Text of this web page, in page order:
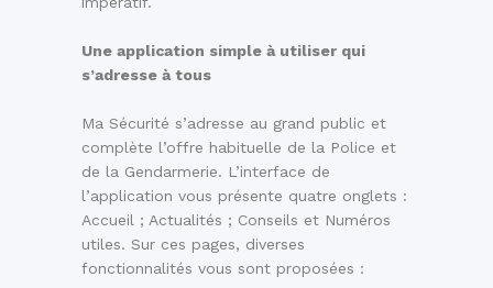
Une application simple à utiliser qui
s’adresse à tous
Ma Sécurité s’adresse au grand public et
complète l’offre habituelle de la Police et
de la Gendarmerie. L’interface de
l’application vous présente quatre onglets :
Accueil ; Actualités ; Conseils et Numéros
utiles. Sur ces pages, diverses
fonctionnalités vous sont proposées :